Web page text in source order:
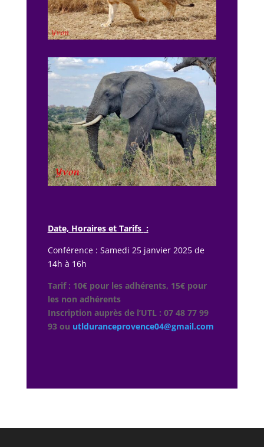
Date, Horaires et Tarifs :
Conférence : Samedi 25 janvier 2025 de
14h à 16h
Tarif : 10€ pour les adhérents, 15€ pour
les non adhérents
Inscription auprès de l’UTL : 07 48 77 99
93 ou utlduranceprovence04@gmail.com